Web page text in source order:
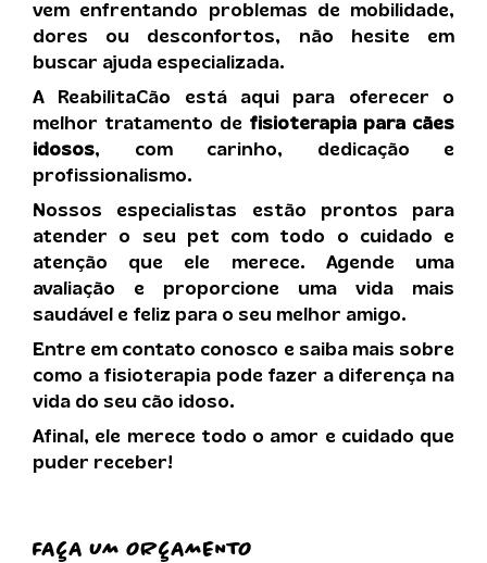
vem enfrentando problemas de mobilidade,
dores ou desconfortos, não hesite em
buscar ajuda especializada.
A ReabilitaCão está aqui para oferecer o
melhor tratamento de fisioterapia para cães
idosos, com carinho, dedicação e
profissionalismo.
Nossos especialistas estão prontos para
atender o seu pet com todo o cuidado e
atenção que ele merece. Agende uma
avaliação e proporcione uma vida mais
saudável e feliz para o seu melhor amigo.
Entre em contato conosco e saiba mais sobre
como a fisioterapia pode fazer a diferença na
vida do seu cão idoso.
Afinal, ele merece todo o amor e cuidado que
puder receber!
FAÇA UM ORÇAMENTO